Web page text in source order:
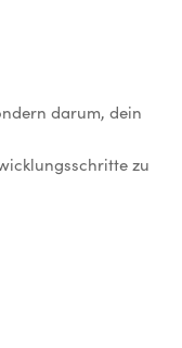
darum, dein
zu